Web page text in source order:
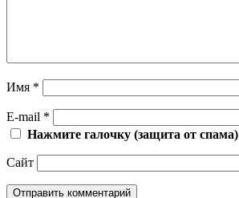
Имя *
E-mail *
Нажмите галочку (защита от спама)
Сайт